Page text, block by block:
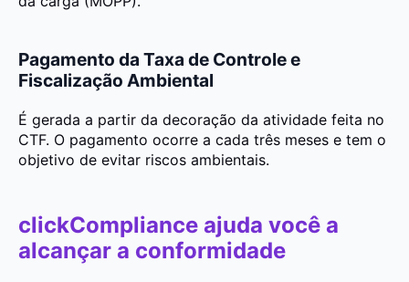
Pagamento da Taxa de Controle e
Fiscalização Ambiental
É gerada a partir da decoração da atividade feita no
CTF. O pagamento ocorre a cada três meses e tem o
objetivo de evitar riscos ambientais.
clickCompliance ajuda você a
alcançar a conformidade